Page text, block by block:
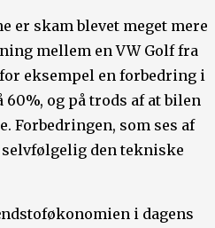
er skam blevet meget mere
mellem en VW Golf fra
for eksempel en forbedring i
og på trods af at bilen
Forbedringen, som ses af
den tekniske
i dagens